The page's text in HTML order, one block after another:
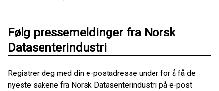
Følg pressemeldinger fra Norsk
Datasenterindustri
Registrer deg med din e-postadresse under for å få de
nyeste sakene fra Norsk Datasenterindustri på e-post